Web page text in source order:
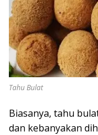
Tahu Bulat
Biasanya, tahu
dan kebanyakan